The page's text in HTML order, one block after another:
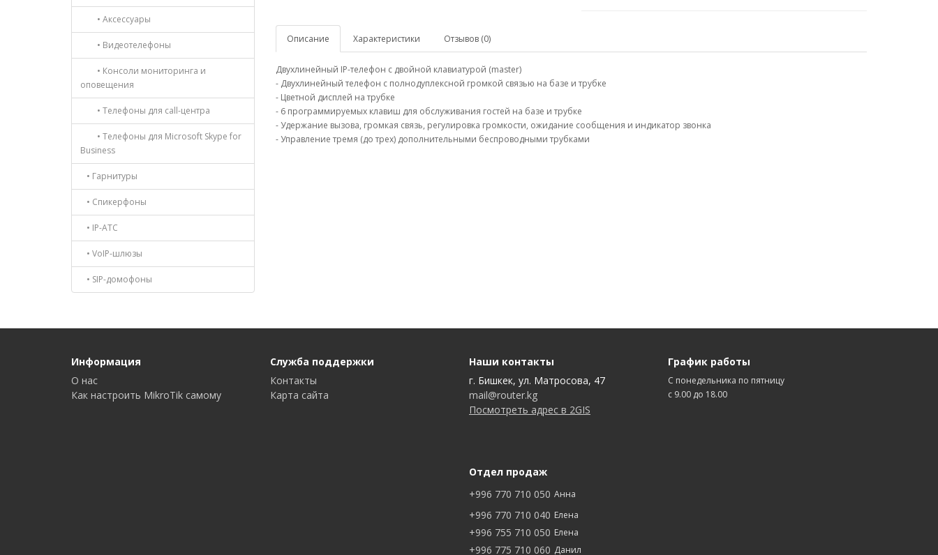
• Аксессуары
• Видеотелефоны
• Консоли мониторинга и
оповещения
• Телефоны для call-центра
• Телефоны для Microsoft Skype for
Business
• Гарнитуры
• Спикерфоны
• IP-АТС
• VoIP-шлюзы
• SIP-домофоны
Описание Характеристики Отзывов (0)
Двухлинейный IP-телефон с двойной клавиатурой (master)
- Двухлинейный телефон с полнодуплексной громкой связью на базе и трубке
- Цветной дисплей на трубке
- 6 программируемых клавиш для обслуживания гостей на базе и трубке
- Удержание вызова, громкая связь, регулировка громкости, ожидание сообщения и индикатор звонка
- Управление тремя (до трех) дополнительными беспроводными трубками
Информация
О нас
Как настроить MikroTik самому
Служба поддержки
Контакты
Карта сайта
Наши контакты
г. Бишкек, ул. Матросова, 47
mail@router.kg
Посмотреть адрес в 2GIS
Отдел продаж
+996 770 710 050 Анна
+996 770 710 040 Елена
+996 755 710 050 Елена
+996 775 710 060 Данил
График работы
С понедельника по пятницу
с 9.00 до 18.00